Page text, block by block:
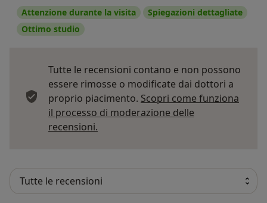
Attenzione durante la visita
Spiegazioni dettagliate
Ottimo studio
Tutte le recensioni contano e non possono
essere rimosse o modificate dai dottori a
proprio piacimento. Scopri come funziona
il processo di moderazione delle
recensioni.